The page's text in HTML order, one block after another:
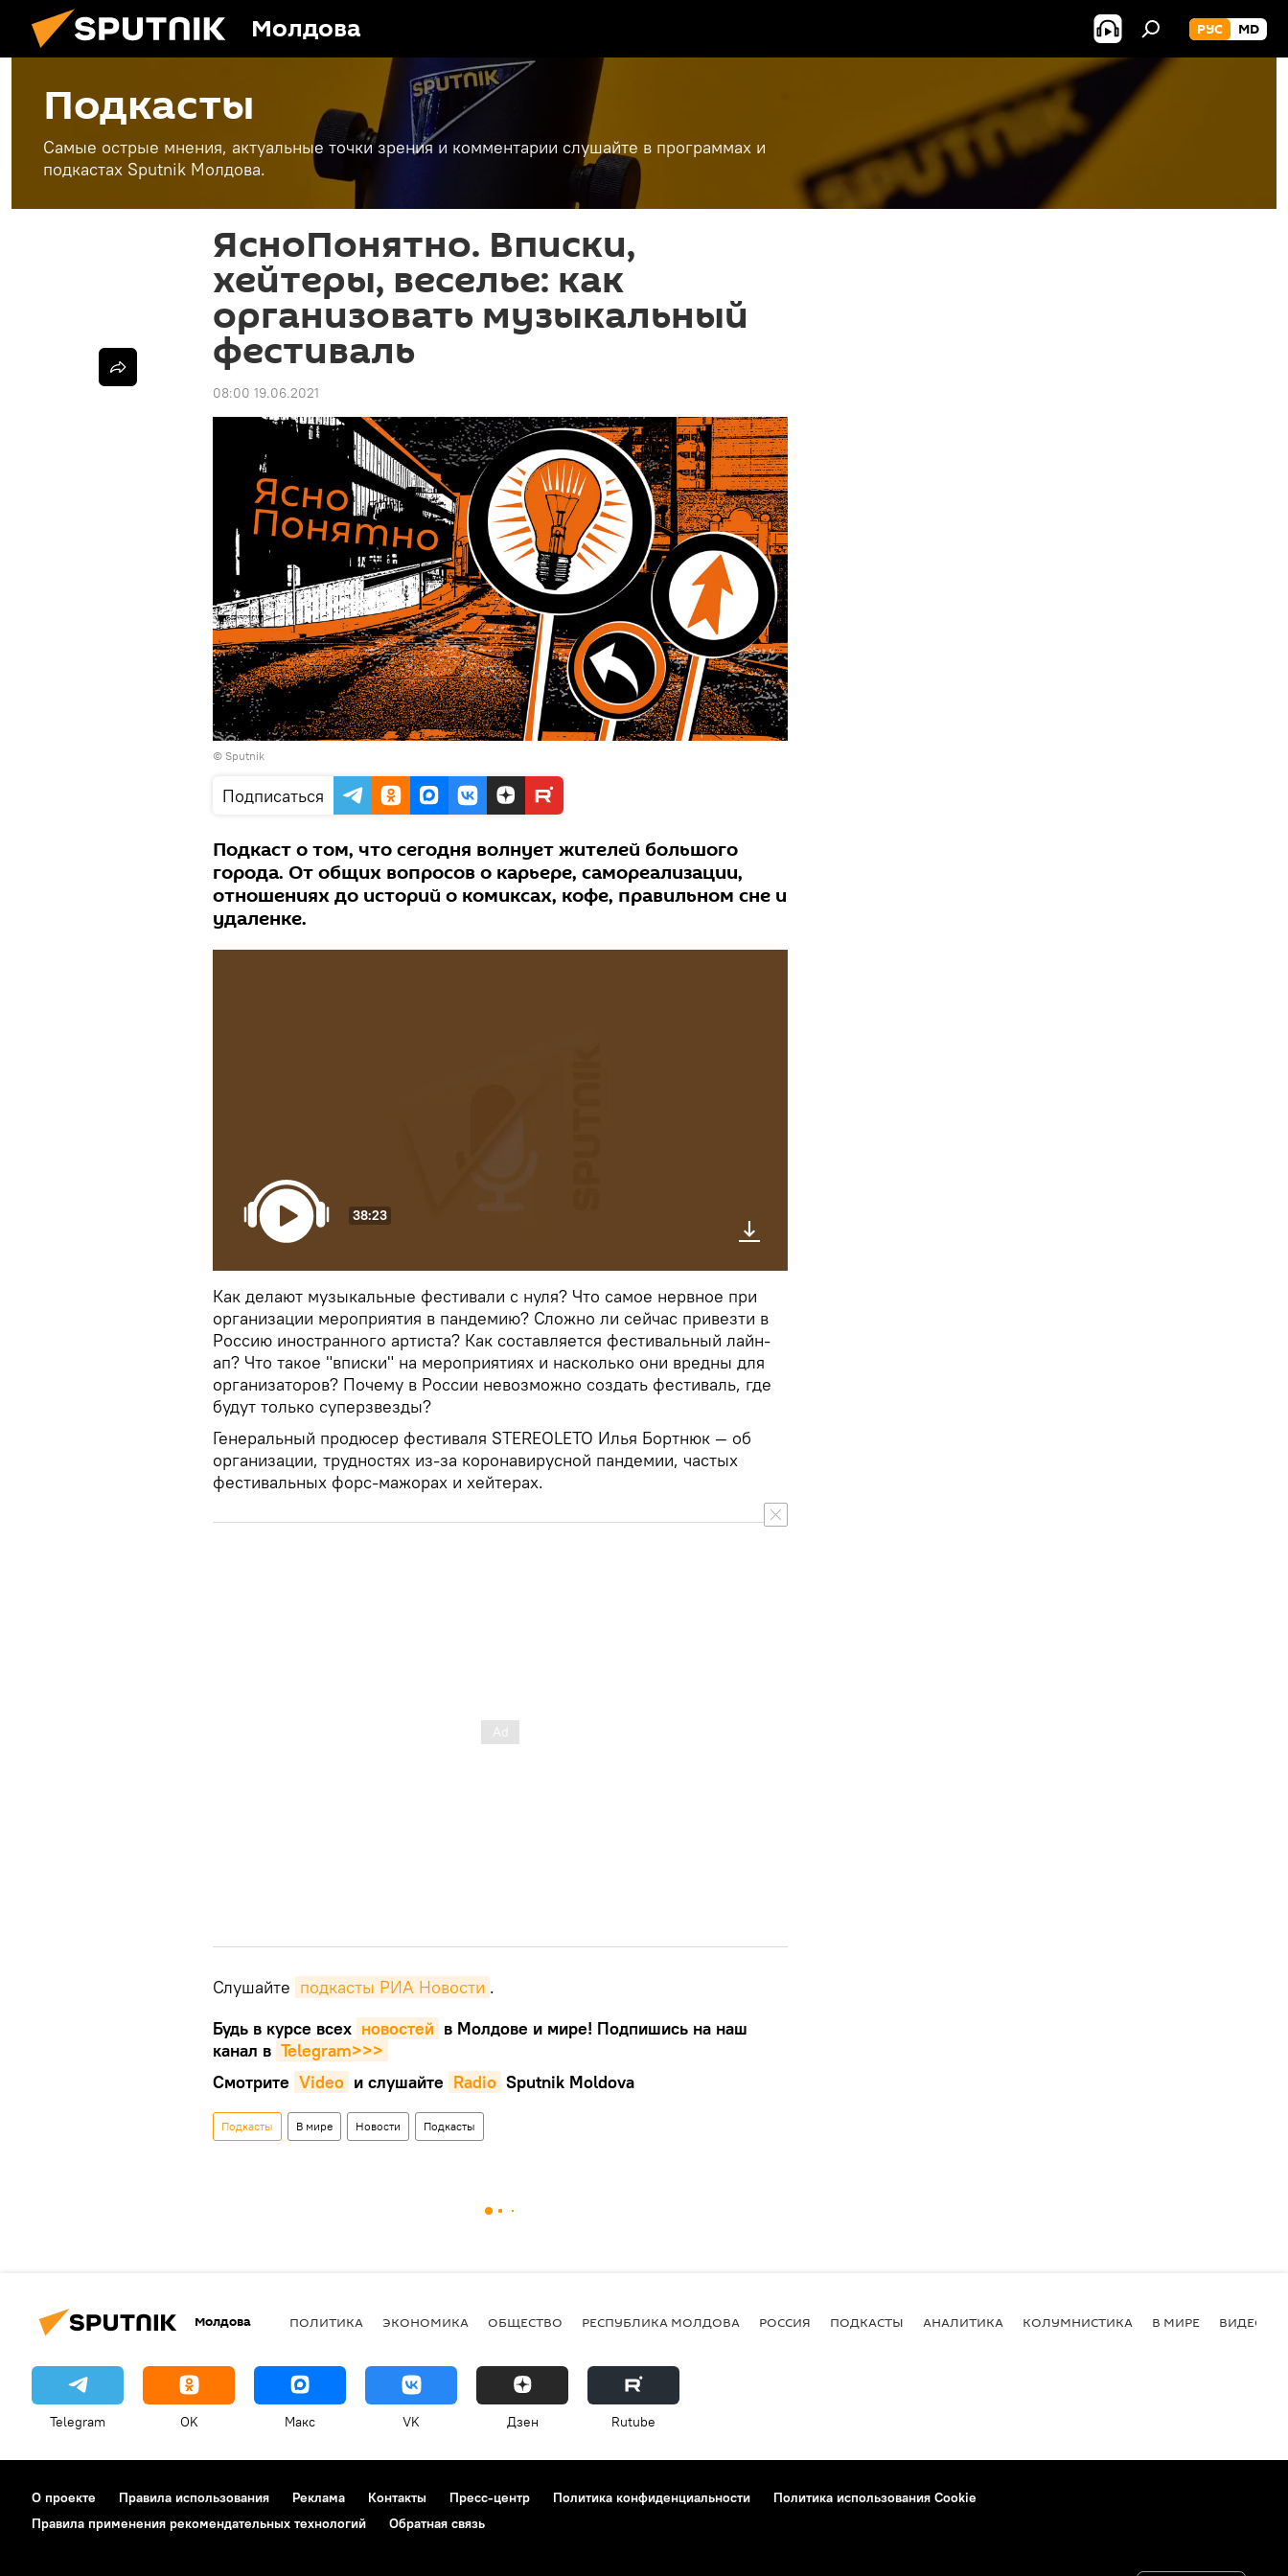
Молдова РУС MD
Подкасты
Самые острые мнения, актуальные точки зрения и комментарии слушайте в программах и
подкастах Sputnik Молдова.
ЯсноПонятно. Вписки,
хейтеры, веселье: как
организовать музыкальный
фестиваль
08:00 19.06.2021
© Sputnik
Подписаться
Подкаст о том, что сегодня волнует жителей большого
города. От общих вопросов о карьере, самореализации,
отношениях до историй о комиксах, кофе, правильном сне и
удаленке.
38:23
Как делают музыкальные фестивали с нуля? Что самое нервное при
организации мероприятия в пандемию? Сложно ли сейчас привезти в
Россию иностранного артиста? Как составляется фестивальный лайн-
ап? Что такое "вписки" на мероприятиях и насколько они вредны для
организаторов? Почему в России невозможно создать фестиваль, где
будут только суперзвезды?
Генеральный продюсер фестиваля STEREOLETO Илья Бортнюк — об
организации, трудностях из-за коронавирусной пандемии, частых
фестивальных форс-мажорах и хейтерах.
Слушайте подкасты РИА Новости .
Будь в курсе всех новостей в Молдове и мире! Подпишись на наш
канал в Telegram>>>
Смотрите Video и слушайте Radio Sputnik Moldova
Подкасты В мире Новости Подкасты
Молдова ПОЛИТИКА ЭКОНОМИКА ОБЩЕСТВО РЕСПУБЛИКА МОЛДОВА РОССИЯ ПОДКАСТЫ АНАЛИТИКА КОЛУМНИСТИКА В МИРЕ ВИДЕО
Telegram OK Макс VK Дзен Rutube
О проекте Правила использования Реклама Контакты Пресс-центр Политика конфиденциальности
Политика использования Cookie
Правила применения рекомендательных технологий
Обратная связь